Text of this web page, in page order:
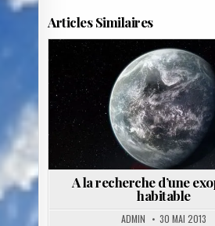
Articles Similaires
Posted
in
A la recherche d’une
habitable
ADMIN 30 MAI 2013